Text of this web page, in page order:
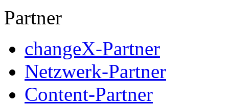
Partner
changeX-Partner
Netzwerk-Partner
Content-Partner